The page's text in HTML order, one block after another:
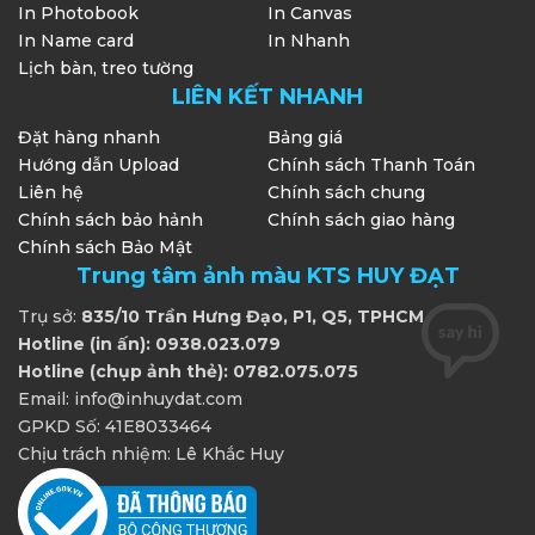
In Photobook
In Canvas
In Name card
In Nhanh
Lịch bàn, treo tường
LIÊN KẾT NHANH
Đặt hàng nhanh
Bảng giá
Hướng dẫn Upload
Chính sách Thanh Toán
Liên hệ
Chính sách chung
Chính sách bảo hảnh
Chính sách giao hàng
Chính sách Bảo Mật
Trung tâm ảnh màu KTS HUY ĐẠT
Trụ sở: 835/10 Trần Hưng Đạo, P1, Q5, TPHCM
Hotline (in ấn): 0938.023.079
Hotline (chụp ảnh thẻ): 0782.075.075
Email: info@inhuydat.com
GPKD Số: 41E8033464
Chịu trách nhiệm: Lê Khắc Huy